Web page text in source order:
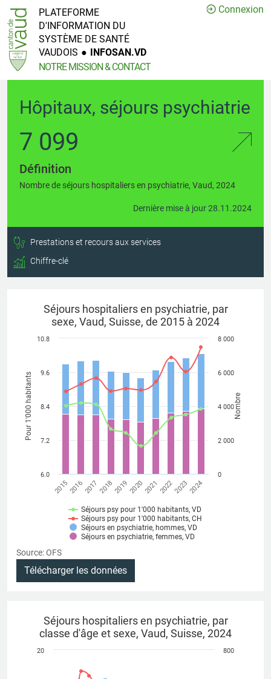
Connexion
PLATEFORME
D'INFORMATION DU
SYSTÈME DE SANTÉ
VAUDOIS ● INFOSAN.VD
NOTRE MISSION & CONTACT
Hôpitaux, séjours psychiatrie
7 099
Définition
Nombre de séjours hospitaliers en psychiatrie, Vaud, 2024
Dernière mise à jour 28.11.2024
Prestations et recours aux services
Chiffre-clé
Nombre
Pour 1'000 habitants
Séjours hospitaliers en psychiatrie, par
sexe, Vaud, Suisse, de 2015 à 2024
Séjours psy pour 1'000 habitants, VD
Séjours psy pour 1'000 habitants, CH
Séjours en psychiatrie, hommes, VD
Séjours en psychiatrie, femmes, VD
2015201620172018201920202021202220232024
0
2 000
4 000
6 000
8 000
6.0
7.2
8.4
9.6
10.8
Source: OFS
Télécharger les données
Séjours hospitaliers en psychiatrie, par
classe d'âge et sexe, Vaud, Suisse, 2024
800
20